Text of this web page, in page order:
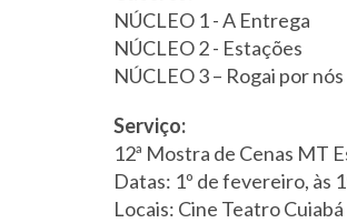
NÚCLEO 1 - A Entrega
NÚCLEO 2 - Estações
NÚCLEO 3 – Rogai por nós
Serviço:
12ª Mostra de Cenas MT
Datas: 1º de fevereiro, às
Locais: Cine Teatro